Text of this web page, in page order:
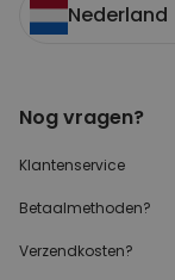
Nederland
Nog vragen?
Klantenservice
Betaalmethoden?
Verzendkosten?